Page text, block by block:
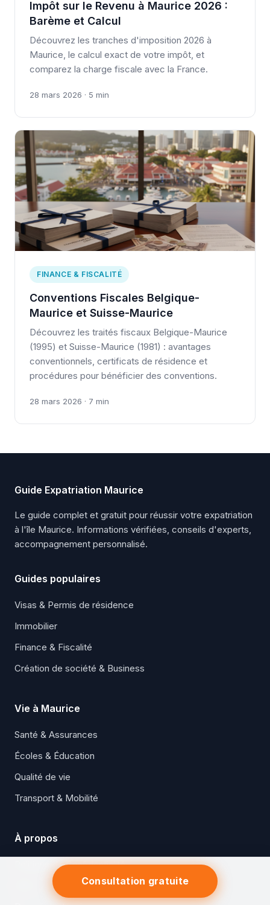
Impôt sur le Revenu à Maurice 2026 :
Barème et Calcul
Découvrez les tranches d'imposition 2026 à
Maurice, le calcul exact de votre impôt, et
comparez la charge fiscale avec la France.
28 mars 2026 · 5 min
FINANCE & FISCALITÉ
Conventions Fiscales Belgique-
Maurice et Suisse-Maurice
Découvrez les traités fiscaux Belgique-Maurice
(1995) et Suisse-Maurice (1981) : avantages
conventionnels, certificats de résidence et
procédures pour bénéficier des conventions.
28 mars 2026 · 7 min
Guide Expatriation Maurice
Le guide complet et gratuit pour réussir votre expatriation
à l'île Maurice. Informations vérifiées, conseils d'experts,
accompagnement personnalisé.
Guides populaires
Visas & Permis de résidence
Immobilier
Finance & Fiscalité
Création de société & Business
Vie à Maurice
Santé & Assurances
Écoles & Éducation
Qualité de vie
Transport & Mobilité
À propos
Politique de Confidentialité
Consultation gratuite